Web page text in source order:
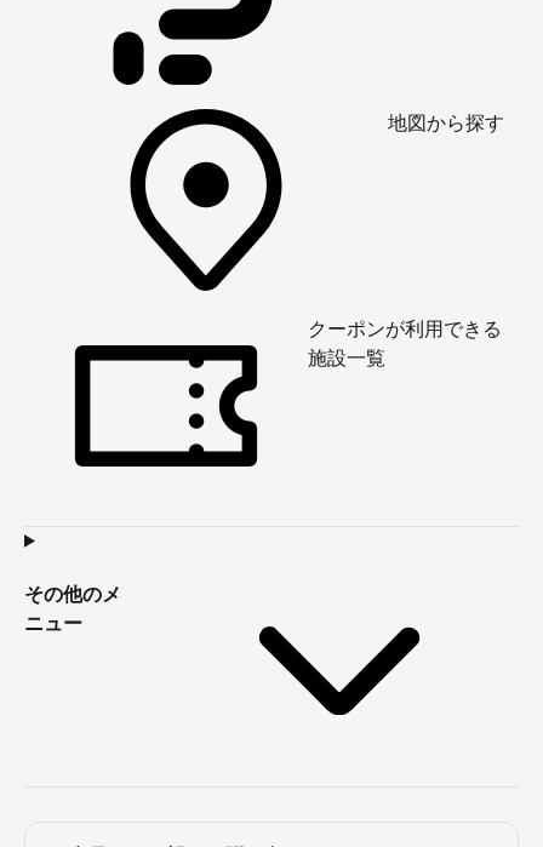
地図から探す
クーポンが利用できる
施設一覧
その他のメ
ニュー